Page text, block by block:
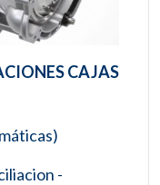
CAJAS
-